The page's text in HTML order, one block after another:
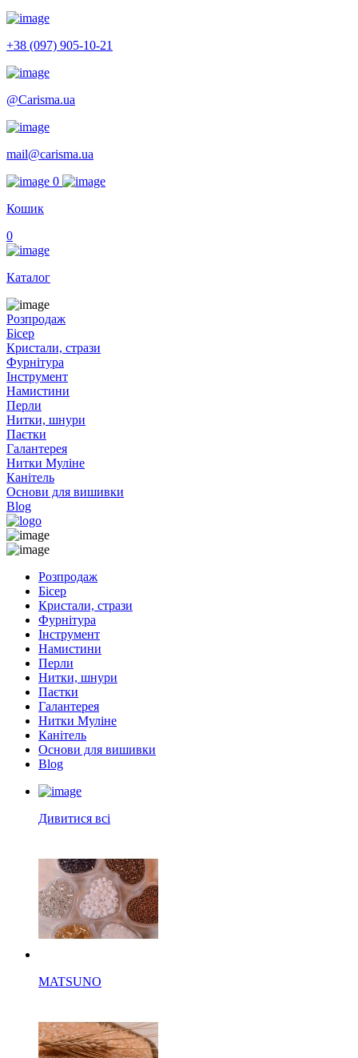
+38 (097) 905-10-21
@Carisma.ua
mail@carisma.ua
0
Кошик
0
Каталог
Розпродаж
Бісер
Кристали, стрази
Фурнітура
Інструмент
Намистини
Перли
Нитки, шнури
Паєтки
Галантерея
Нитки Муліне
Канітель
Основи для вишивки
Blog
Розпродаж
Бісер
Кристали, стрази
Фурнітура
Інструмент
Намистини
Перли
Нитки, шнури
Паєтки
Галантерея
Нитки Муліне
Канітель
Основи для вишивки
Blog
Дивитися всі
MATSUNO